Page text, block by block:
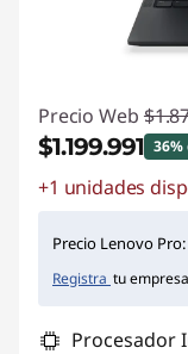
Precio Web
$1.199.991 36%
Ahorros
+1 unidades
Precio Lenovo Pro:
Registra tu
Procesador